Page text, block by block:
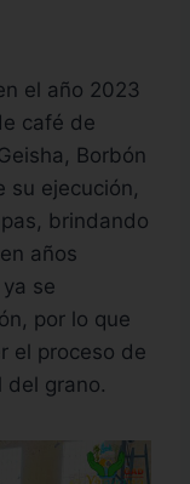
el año 2023
café de
Borbón
su ejecución,
brindando
años
se
por lo que
el proceso de
del grano.